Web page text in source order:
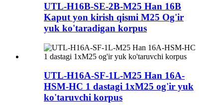
UTL-H16B-SE-2B-M25 Han 16B
Kaput yon kirish qismi M25 Og'ir
yuk ko'taradigan korpus
UTL-H16A-SF-1L-M25 Han 16A-
HSM-HC 1 dastagi 1xM25 og'ir yuk
ko'taruvchi korpus